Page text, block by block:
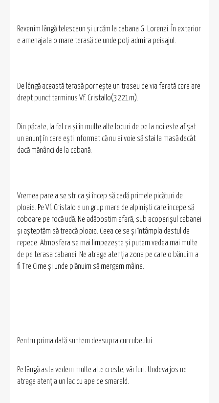
Revenim lângă telescaun şi urcăm la cabana G. Lorenzi. În exterior
e amenajata o mare terasă de unde poţi admira peisajul.
De lângă această terasă porneşte un traseu de via ferată care are
drept punct terminus Vf. Cristallo(3221m).
Din păcate, la fel ca şi în multe alte locuri de pe la noi este afişat
un anunţ în care eşti informat că nu ai voie să stai la masă decât
dacă mănânci de la cabană.
Vremea pare a se strica şi încep să cadă primele picături de
ploaie. Pe Vf. Cristalo e un grup mare de alpinişti care începe să
coboare pe rocă udă. Ne adăpostim afară, sub acoperişul cabanei
şi aşteptăm să treacă ploaia. Ceea ce se şi întâmpla destul de
repede. Atmosfera se mai limpezeşte şi putem vedea mai multe
de pe terasa cabanei. Ne atrage atenţia zona pe care o bănuim a
fi Tre Cime şi unde plănuim să mergem mâine.
Pentru prima dată suntem deasupra curcubeului
Pe lângă asta vedem multe alte creste, vârfuri. Undeva jos ne
atrage atenţia un lac cu ape de smarald.